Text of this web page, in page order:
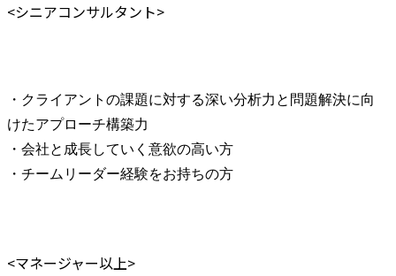
<シニアコンサルタント>
・クライアントの課題に対する深い分析力と問題解決に向
けたアプローチ構築力
・会社と成長していく意欲の高い方
・チームリーダー経験をお持ちの方
<マネージャー以上>